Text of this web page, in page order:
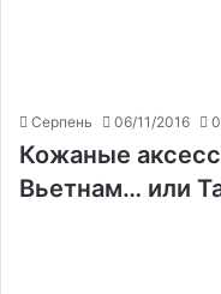
Серпень 06/11/2016 0
Кожаные
Вьетнам… или